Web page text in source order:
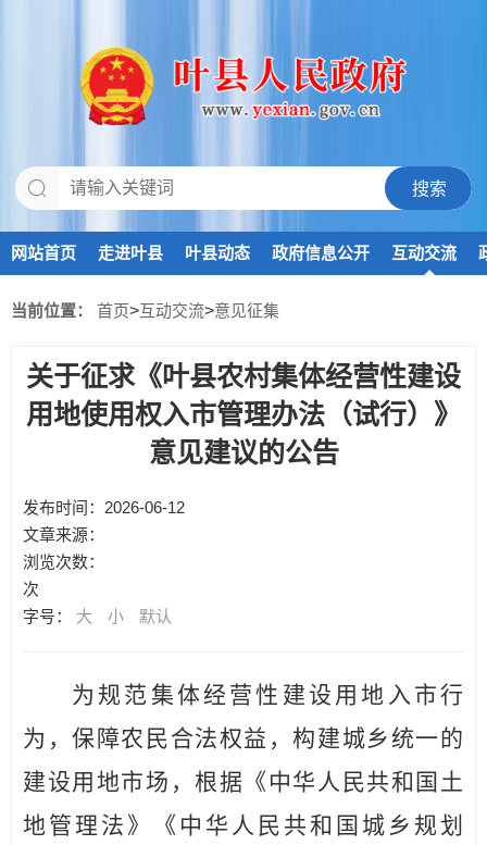
网站首页 走进叶县 叶县动态 政府信息公开 互动交流
当前位置： 首页>互动交流>意见征集
关于征求《叶县农村集体经营性建设
用地使用权入市管理办法（试行）》
意见建议的公告
发布时间：2026-06-12
文章来源：
浏览次数：
次
字号： 大 小 默认
为规范集体经营性建设用地入市行
为，保障农民合法权益，构建城乡统一的
建设用地市场，根据《中华人民共和国 土
地管理法》《中华人民共和国城乡规划